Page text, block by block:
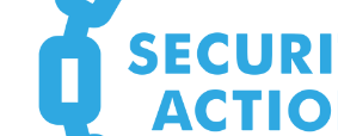
新規物件2件公開しました。
2025/2/21
新規賃貸物件公開致しました。
上尾市壱丁目南中古戸建価格変更致しました。